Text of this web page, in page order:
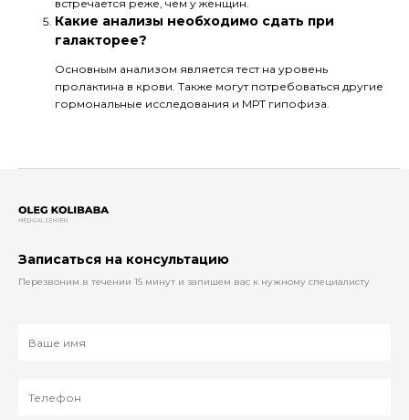
встречается реже, чем у женщин.
Какие анализы необходимо сдать при
галакторее?
Основным анализом является тест на уровень
пролактина в крови. Также могут потребоваться другие
гормональные исследования и МРТ гипофиза.
Записаться на консультацию
Перезвоним в течении 15 минут и запишем вас к нужному специалисту